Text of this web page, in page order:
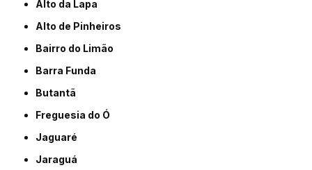
Alto da Lapa
Alto de Pinheiros
Bairro do Limão
Barra Funda
Butantã
Freguesia do Ó
Jaguaré
Jaraguá